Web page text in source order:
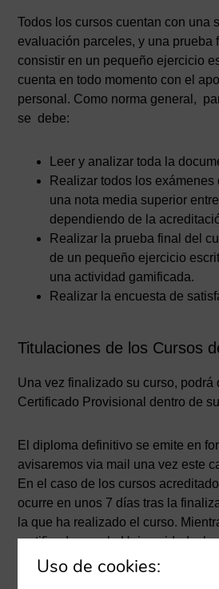
Todos los cursos cuentan con una
evaluación parceles, y una prueba
consistir en un pequeño ejercicio
cuenta en todo momento con el
personal. Como norma general,
se debe:
Leer y analizar toda la
Realizar todos los
una nota media superior
dependiendo de la
Realizar la prueba final del
de un pequeño ejercicio
una actividad gamificada.
Realizar la encuesta de
Titulaciones de los Cursos
Una vez finalizado su curso, podrá
Certificado Provisional dentro de
El diploma definitivo se emite en
avisaremos via mail una vez este
En el caso de los cursos
ocurre en unos 7 días tras la
la que ha realizado el curso.
certificados por la Universidad, el
menos de 60 días desde que lo
Uso de cookies: